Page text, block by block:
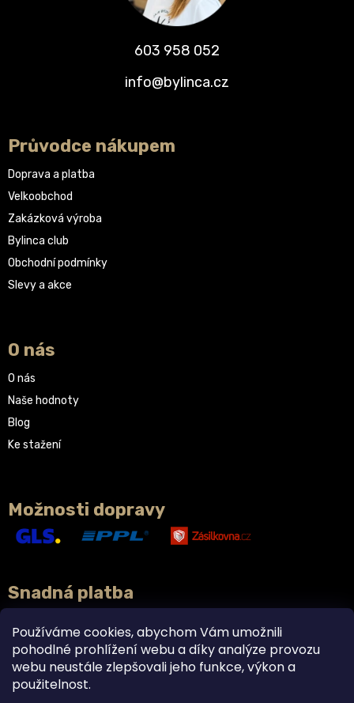
Používáme cookies, abychom Vám umožnili
pohodlné prohlížení webu a díky analýze provozu
webu neustále zlepšovali jeho funkce, výkon a
použitelnost.
603 958 052
info@bylinca.cz
Průvodce nákupem
Doprava a platba
Velkoobchod
Zakázková výroba
Bylinca club
Obchodní podmínky
Slevy a akce
O nás
O nás
Naše hodnoty
Blog
Ke stažení
Možnosti dopravy
Snadná platba